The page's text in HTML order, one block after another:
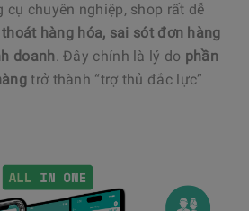
cụ chuyên nghiệp, shop rất dễ
hàng hóa, sai sót đơn hàng
doanh. Đây chính là lý do phần
trở thành “trợ thủ đắc lực”